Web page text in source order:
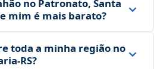
no Patronato, Santa
mim é mais barato?
toda a minha região no